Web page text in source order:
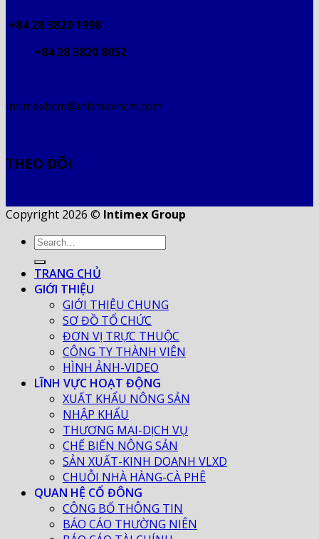
+84 28 3820 1998
+84 28 3820 8052
intimexhcm@intimexhcm.com
THEO DÕI
Copyright 2026 © Intimex Group
TRANG CHỦ
GIỚI THIỆU
GIỚI THIỆU CHUNG
SƠ ĐỒ TỔ CHỨC
ĐƠN VỊ TRỰC THUỘC
CÔNG TY THÀNH VIÊN
HÌNH ẢNH-VIDEO
LĨNH VỰC HOẠT ĐỘNG
XUẤT KHẨU NÔNG SẢN
NHẬP KHẨU
THƯƠNG MẠI-DỊCH VỤ
CHẾ BIẾN NÔNG SẢN
SẢN XUẤT-KINH DOANH VLXD
CHUỖI NHÀ HÀNG-CÀ PHÊ
QUAN HỆ CỔ ĐÔNG
CÔNG BỐ THÔNG TIN
BÁO CÁO THƯỜNG NIÊN